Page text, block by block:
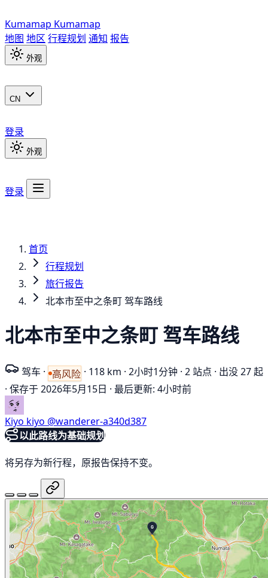
Kumamap Kumamap
地图 地区 行程规划 通知 报告
外观
CN
登录
外观
登录
首页
行程规划
旅行报告
北本市至中之条町 驾车路线
北本市至中之条町 驾车路线
驾车 · 高风险 · 118 km · 2小时1分钟 · 2 站点 · 出没 27 起
· 保存于 2026年5月15日 · 最后更新: 4小时前
Kiyo kiyo @wanderer-a340d387
以此路线为基础规划
将另存为新行程，原报告保持不变。